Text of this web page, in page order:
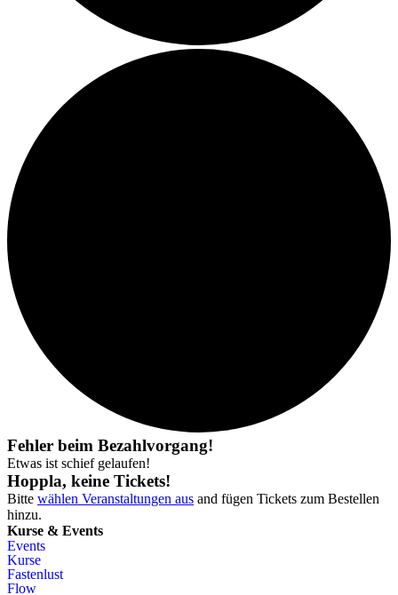
Fehler beim Bezahlvorgang!
Etwas ist schief gelaufen!
Hoppla, keine Tickets!
Bitte wählen Veranstaltungen aus and fügen Tickets zum Bestellen
hinzu.
Kurse & Events
Events
Kurse
Fastenlust
Flow